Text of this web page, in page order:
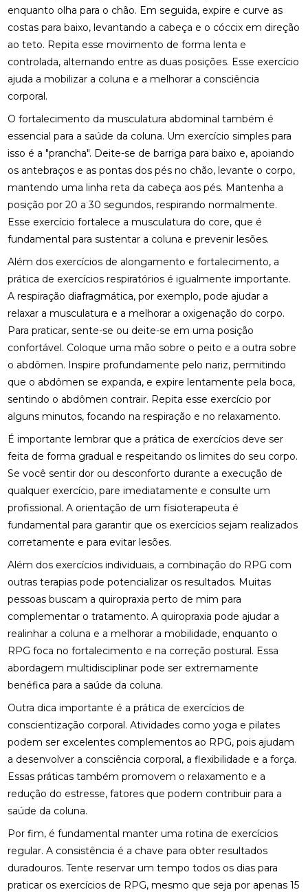
enquanto olha para o chão. Em seguida, expire e curve as
costas para baixo, levantando a cabeça e o cóccix em direção
ao teto. Repita esse movimento de forma lenta e
controlada, alternando entre as duas posições. Esse exercício
ajuda a mobilizar a coluna e a melhorar a consciência
corporal.
O fortalecimento da musculatura abdominal também é
essencial para a saúde da coluna. Um exercício simples para
isso é a "prancha". Deite-se de barriga para baixo e, apoiando
os antebraços e as pontas dos pés no chão, levante o corpo,
mantendo uma linha reta da cabeça aos pés. Mantenha a
posição por 20 a 30 segundos, respirando normalmente.
Esse exercício fortalece a musculatura do core, que é
fundamental para sustentar a coluna e prevenir lesões.
Além dos exercícios de alongamento e fortalecimento, a
prática de exercícios respiratórios é igualmente importante.
A respiração diafragmática, por exemplo, pode ajudar a
relaxar a musculatura e a melhorar a oxigenação do corpo.
Para praticar, sente-se ou deite-se em uma posição
confortável. Coloque uma mão sobre o peito e a outra sobre
o abdômen. Inspire profundamente pelo nariz, permitindo
que o abdômen se expanda, e expire lentamente pela boca,
sentindo o abdômen contrair. Repita esse exercício por
alguns minutos, focando na respiração e no relaxamento.
É importante lembrar que a prática de exercícios deve ser
feita de forma gradual e respeitando os limites do seu corpo.
Se você sentir dor ou desconforto durante a execução de
qualquer exercício, pare imediatamente e consulte um
profissional. A orientação de um fisioterapeuta é
fundamental para garantir que os exercícios sejam realizados
corretamente e para evitar lesões.
Além dos exercícios individuais, a combinação do RPG com
outras terapias pode potencializar os resultados. Muitas
pessoas buscam a quiropraxia perto de mim para
complementar o tratamento. A quiropraxia pode ajudar a
realinhar a coluna e a melhorar a mobilidade, enquanto o
RPG foca no fortalecimento e na correção postural. Essa
abordagem multidisciplinar pode ser extremamente
benéfica para a saúde da coluna.
Outra dica importante é a prática de exercícios de
conscientização corporal. Atividades como yoga e pilates
podem ser excelentes complementos ao RPG, pois ajudam
a desenvolver a consciência corporal, a flexibilidade e a força.
Essas práticas também promovem o relaxamento e a
redução do estresse, fatores que podem contribuir para a
saúde da coluna.
Por fim, é fundamental manter uma rotina de exercícios
regular. A consistência é a chave para obter resultados
duradouros. Tente reservar um tempo todos os dias para
praticar os exercícios de RPG, mesmo que seja por apenas 15
FISIOTERAPIA DE REABILITAÇÃO VESTIBULAR PARA
MELHORAR SEU EQUILÍBRIO
FISIOTERAPIA DE REABILITAÇÃO VESTIBULAR PARA
MELHORAR SEU EQUILÍBRIO
FISIOTERAPIA MOTORA E RESPIRATÓRIA:
FISIOTERAPIA MOTORA E RESPIRATÓRIA:
BENEFÍCIOS E PRÁTICAS ESSENCIAIS
FISIOTERAPIA MOTORA E RESPIRATÓRIA:
BENEFÍCIOS E ABORDAGENS EFICAZES
FISIOTERAPIA NA LABIRINTITE: COMO O
FISIOTERAPIA NA LABIRINTITE: COMO O
TRATAMENTO PODE MELHORAR SEU EQUILÍBRIO E
QUALIDADE DE VIDA
FISIOTERAPIA NA LABIRINTITE: COMO O
TRATAMENTO PODE MELHORAR SEU EQUILÍBRIO E
QUALIDADE DE VIDA
SINTOMAS
FISIOTERAPIA NA REABILITAÇÃO VESTIBULAR: A
SOLUÇÃO PARA DORES DE CABEÇA E EQUILÍBRIO
FISIOTERAPIA NA REABILITAÇÃO VESTIBULAR: UMA
ABORDAGEM EFICAZ PARA O TRATAMENTO
FISIOTERAPIA NA REABILITAÇÃO VESTIBULAR
FISIOTERAPIA NA REABILITAÇÃO VESTIBULAR E
SEUS BENEFÍCIOS
FISIOTERAPIA NA REABILITAÇÃO VESTIBULAR
MELHORA O EQUILÍBRIO E A QUALIDADE DE VIDA
FISIOTERAPIA NO PÉ MELHORA SUA MOBILIDADE E
CONFORTO
FISIOTERAPIA NO PÉ PARA ALÍVIO E RECUPERAÇÃO
EFICIENTE
FISIOTERAPIA NO PÉ: BENEFÍCIOS E TRATAMENTOS
FISIOTERAPIA OCULAR: BENEFÍCIOS E TÉCNICAS
FISIOTERAPIA OCULAR: BENEFÍCIOS E
TRATAMENTOS PARA A SAÚDE VISUAL
FISIOTERAPIA OCULAR: BENEFÍCIOS E
TRATAMENTOS
FISIOTERAPIA OCULAR: COMO MELHORAR A SAÚDE
DOS SEUS OLHOS E AUMENTAR O CONFORTO
VISUAL